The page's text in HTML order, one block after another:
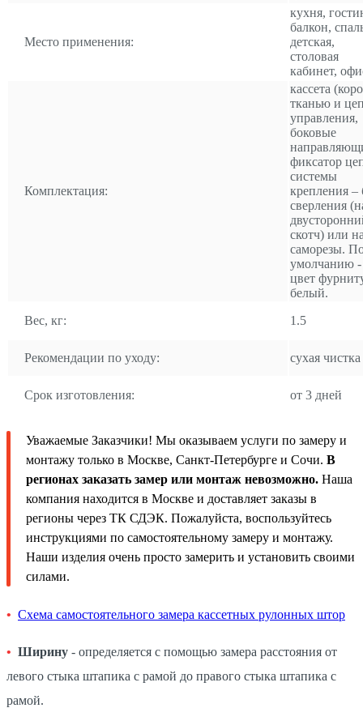
Место применения:
кухня,
балкон,
детская,
столовая
кабинет,
Комплектация:
кассета
тканью и
управления,
боковые
фиксатор
системы
крепления –
сверления
скотч) или
саморезы.
умолчанию -
цвет
белый.
Вес, кг:
1.5
Рекомендации по уходу: сухая чистка
Срок изготовления: от 3 дней
Уважаемые Заказчики! Мы оказываем услуги по замеру и
монтажу только в Москве, Санкт-Петербурге и Сочи. В
регионах заказать замер или монтаж невозможно. Наша
компания находится в Москве и доставляет заказы в
регионы через ТК СДЭК. Пожалуйста, воспользуйтесь
инструкциями по самостоятельному замеру и монтажу.
Наши изделия очень просто замерить и установить своими
силами.
Схема самостоятельного замера кассетных рулонных штор
Ширину - определяется с помощью замера расстояния от
левого стыка штапика с рамой до правого стыка штапика с
рамой.